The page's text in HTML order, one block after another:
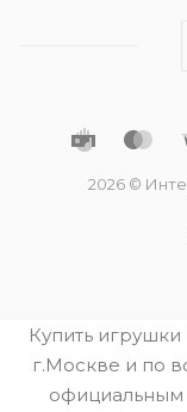
2026 ©
Купить
г.Москве и по
официальным